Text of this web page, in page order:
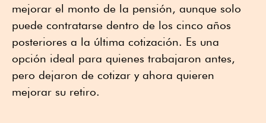
mejorar el monto de la pensión, aunque solo
puede contratarse dentro de los cinco años
posteriores a la última cotización. Es una
opción ideal para quienes trabajaron antes,
pero dejaron de cotizar y ahora quieren
mejorar su retiro.